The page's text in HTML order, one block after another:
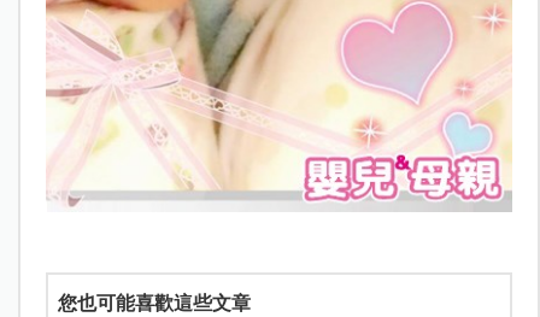
您也可能喜歡這些文章